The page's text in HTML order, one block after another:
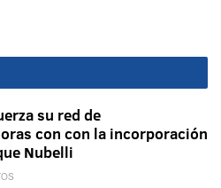
su red de
con con la incorporación
Nubelli